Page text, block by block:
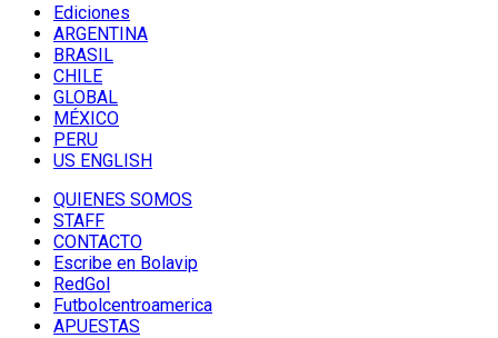
Ediciones
ARGENTINA
BRASIL
CHILE
GLOBAL
MÉXICO
PERU
US ENGLISH
QUIENES SOMOS
STAFF
CONTACTO
Escribe en Bolavip
RedGol
Futbolcentroamerica
APUESTAS